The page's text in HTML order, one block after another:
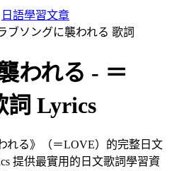
日語學習文章
ブソングに襲われる 歌詞
われる - ＝
詞 Lyrics
れる》（＝LOVE）的完整日文
提供最實用的日文歌詞學習資